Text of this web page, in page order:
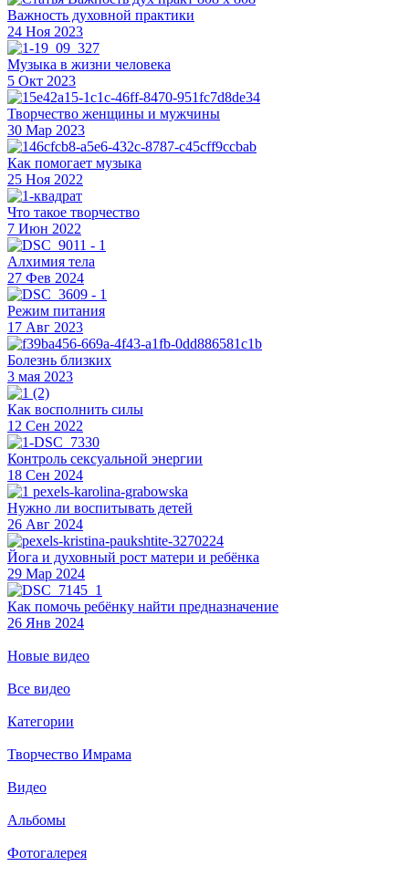
Важность духовной практики
24 Ноя 2023
Музыка в жизни человека
5 Окт 2023
Творчество женщины и мужчины
30 Мар 2023
Как помогает музыка
25 Ноя 2022
Что такое творчество
7 Июн 2022
Алхимия тела
27 Фев 2024
Режим питания
17 Авг 2023
Болезнь близких
3 мая 2023
Как восполнить силы
12 Сен 2022
Контроль сексуальной энергии
18 Сен 2024
Нужно ли воспитывать детей
26 Авг 2024
Йога и духовный рост матери и ребёнка
29 Мар 2024
Как помочь ребёнку найти предназначение
26 Янв 2024
Новые видео
Все видео
Категории
Творчество Имрама
Видео
Альбомы
Фотогалерея